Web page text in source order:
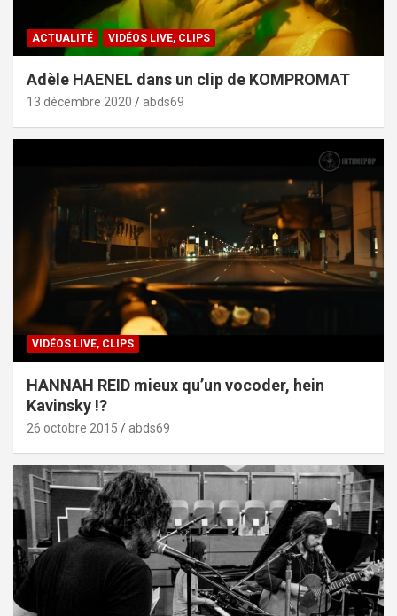
ACTUALITÉ VIDÉOS LIVE, CLIPS
Adèle HAENEL dans un clip de KOMPROMAT
13 décembre 2020 abds69
VIDÉOS LIVE, CLIPS
HANNAH REID mieux qu’un vocoder, hein
Kavinsky !?
26 octobre 2015 abds69